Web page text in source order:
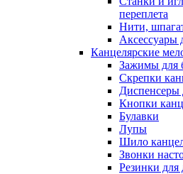
переплета
Нити,
Аксессуары
Канцелярские
Зажимы для
Скрепки
Диспенсеры
Кнопки
Булавки
Лупы
Шило
Звонки
Резинки для